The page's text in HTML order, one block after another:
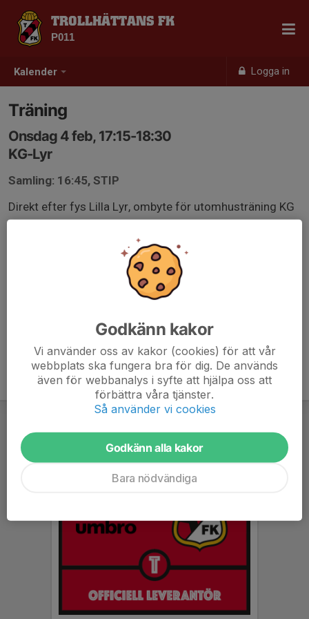
Kalender Logga in
TROLLHÄTTANS FK
P011
Träning
Onsdag 4 feb, 17:15-18:30
KG-Lyr
Samling: 16:45, STIP
Direkt efter fys Lilla Lyr, ombyte för utomhusträning KG
Godkänn kakor
Vi använder oss av kakor (cookies) för att vår
webbplats ska fungera bra för dig. De används
även för webbanalys i syfte att hjälpa oss att
förbättra våra tjänster.
Så använder vi cookies
Godkänn alla kakor
Bara nödvändiga